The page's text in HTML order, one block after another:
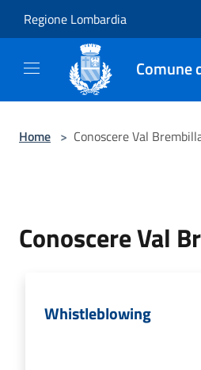
Regione Lombardia
Comune
Home > Conoscere Val
Conoscere Val
Whistleblowing